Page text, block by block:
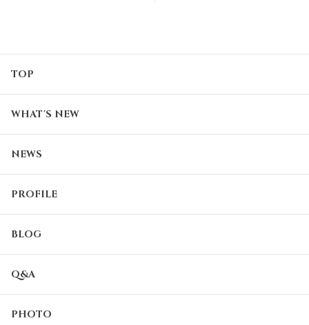
TOP
WHAT'S NEW
NEWS
PROFILE
BLOG
Q&A
PHOTO